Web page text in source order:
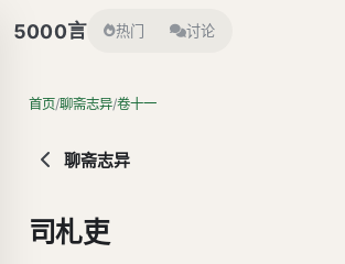
5000言 热门 讨论
首页/聊斋志异/卷十一
聊斋志异
司札吏